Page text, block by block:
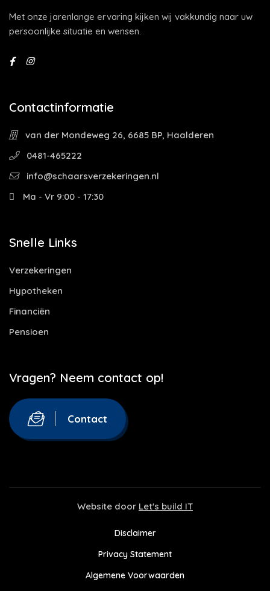
Met onze jarenlange ervaring kijken wij vakkundig naar uw
persoonlijke situatie en wensen.
Contactinformatie
van der Mondeweg 26, 6685 BP, Haalderen
0481-465222
info@schaarsverzekeringen.nl
Ma - Vr 9:00 - 17:30
Snelle Links
Verzekeringen
Hypotheken
Financiën
Pensioen
Vragen? Neem contact op!
Contact
Website door Let's build IT
Disclaimer
Privacy Statement
Algemene Voorwaarden